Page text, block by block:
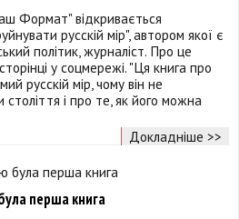
Формат" відкривається
русскій мір", автором якої є
політик, журналіст. Про це
у соцмережі. "Ця книга про
русскій мір, чому він не
століття і про те, як його можна
Докладніше >>
перша книга